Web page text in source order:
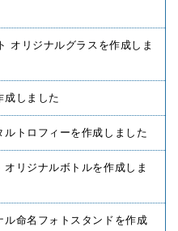
リジナルグラスを作成しま
成しました
トロフィーを作成しました
リジナルボトルを作成しま
命名フォトスタンドを作成